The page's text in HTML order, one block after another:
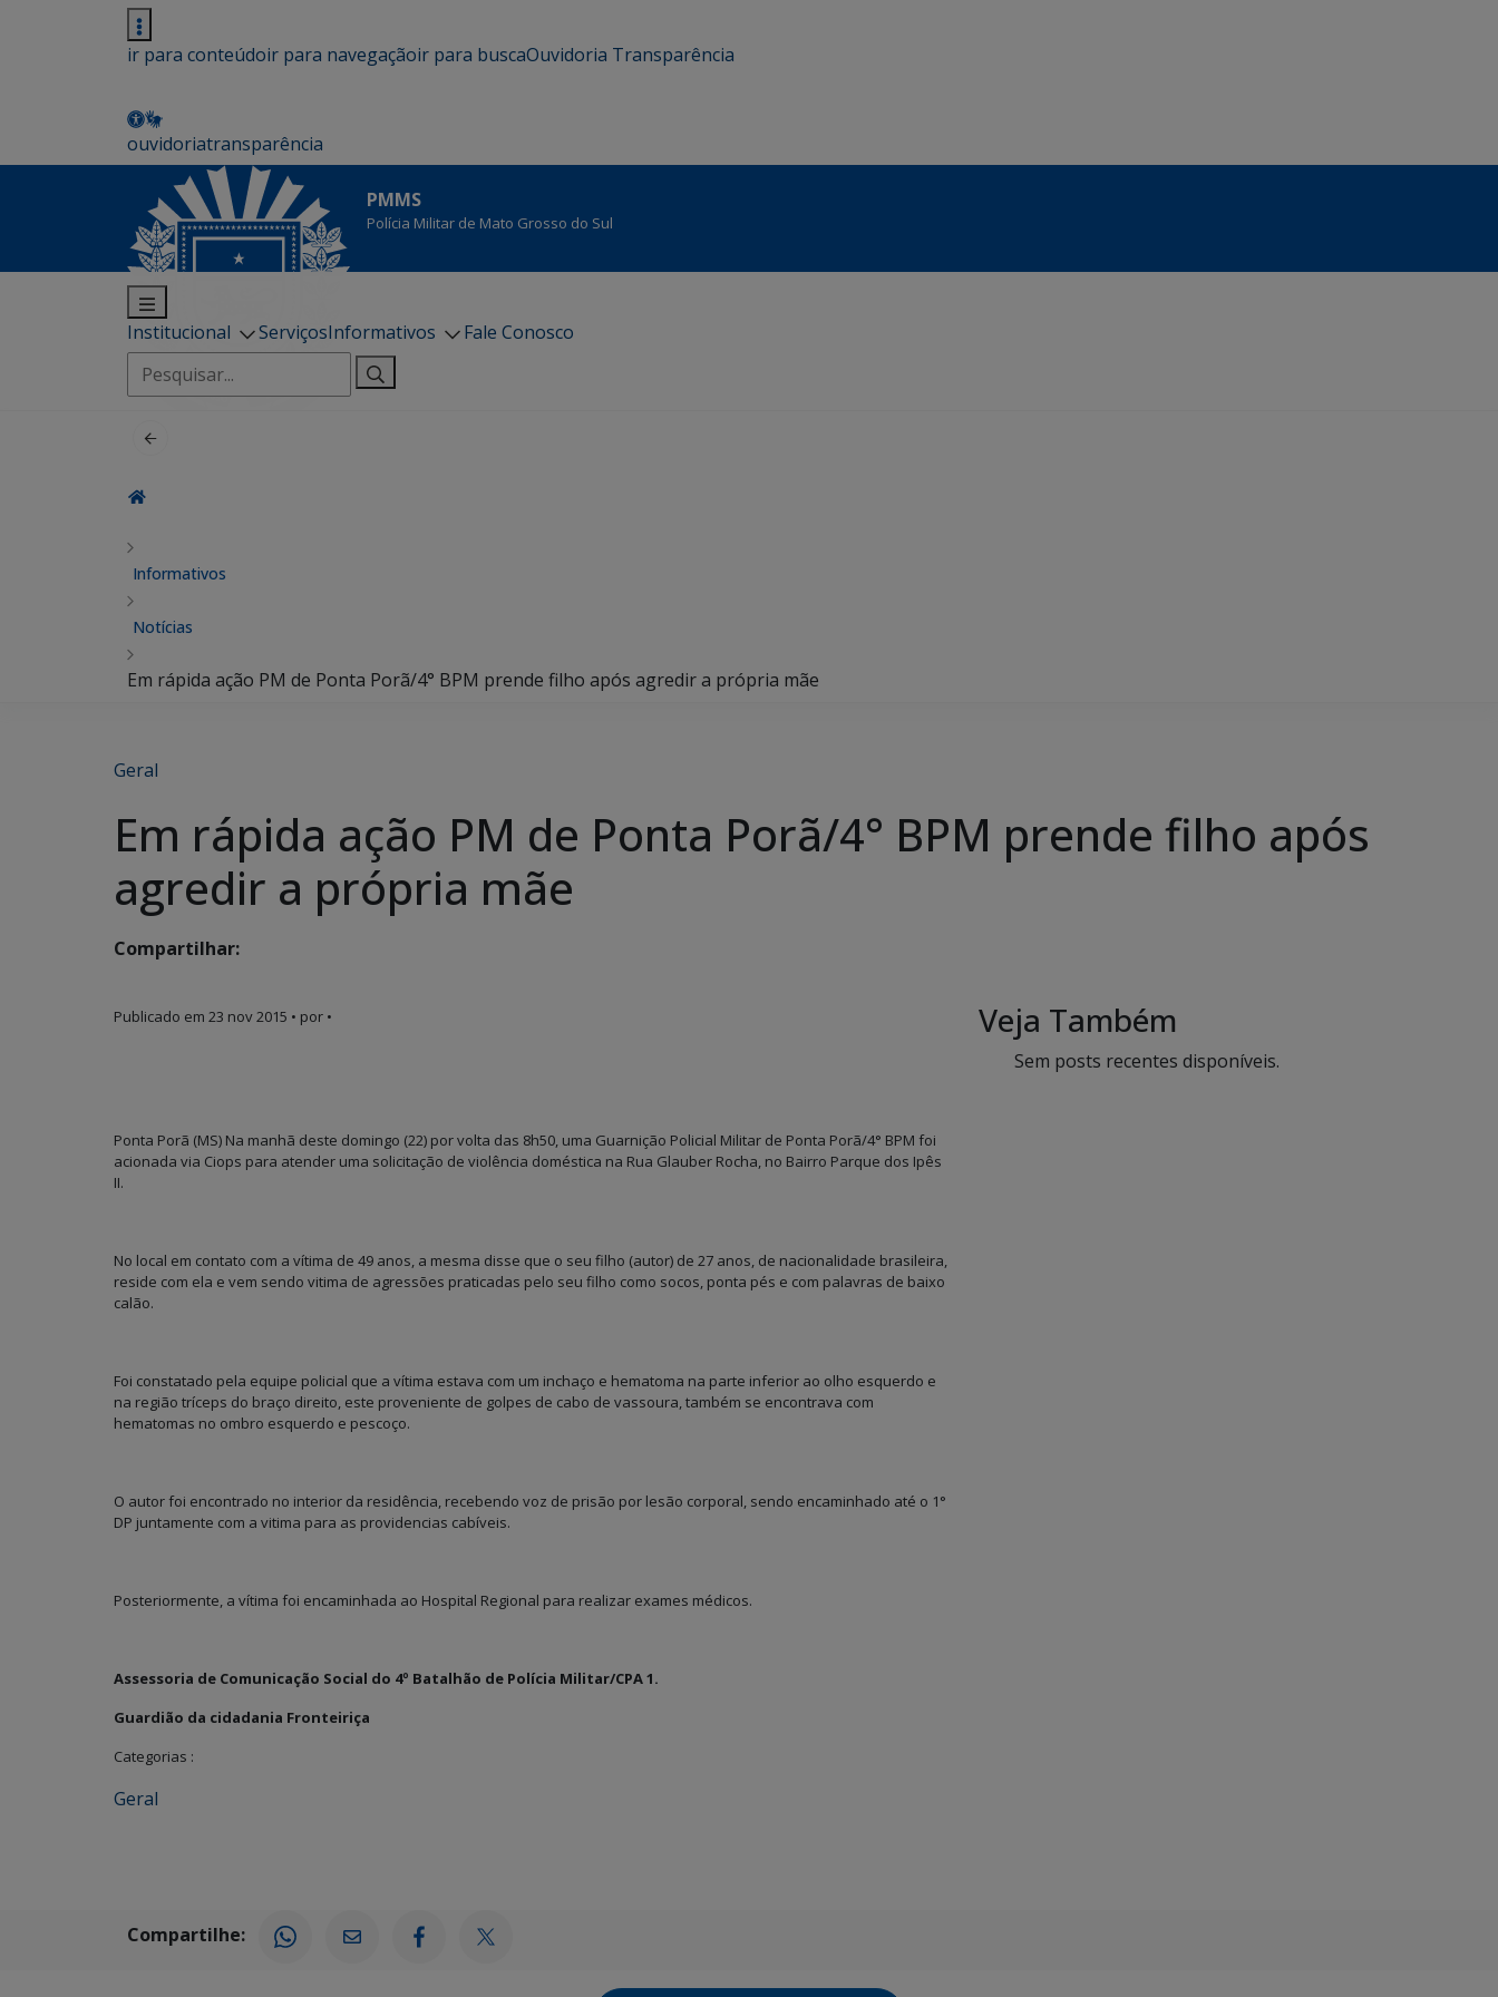
ir para conteúdoir para navegaçãoir para buscaOuvidoria Transparência
ouvidoriatransparência
PMMS
Polícia Militar de Mato Grosso do Sul
Institucional ServiçosInformativos
Fale Conosco
Pesquisar
por:
Informativos
Notícias
Em rápida ação PM de Ponta Porã/4° BPM prende filho após agredir a própria mãe
Geral
Em rápida ação PM de Ponta Porã/4° BPM prende filho após
agredir a própria mãe
Compartilhar:
Publicado em 23 nov 2015 • por •
Ponta Porã (MS) Na manhã deste domingo (22) por volta das 8h50, uma Guarnição Policial Militar de Ponta Porã/4° BPM foi
acionada via Ciops para atender uma solicitação de violência doméstica na Rua Glauber Rocha, no Bairro Parque dos Ipês
II.
No local em contato com a vítima de 49 anos, a mesma disse que o seu filho (autor) de 27 anos, de nacionalidade brasileira,
reside com ela e vem sendo vitima de agressões praticadas pelo seu filho como socos, ponta pés e com palavras de baixo
calão.
Foi constatado pela equipe policial que a vítima estava com um inchaço e hematoma na parte inferior ao olho esquerdo e
na região tríceps do braço direito, este proveniente de golpes de cabo de vassoura, também se encontrava com
hematomas no ombro esquerdo e pescoço.
O autor foi encontrado no interior da residência, recebendo voz de prisão por lesão corporal, sendo encaminhado até o 1°
DP juntamente com a vitima para as providencias cabíveis.
Posteriormente, a vítima foi encaminhada ao Hospital Regional para realizar exames médicos.
Assessoria de Comunicação Social do 4º Batalhão de Polícia Militar/CPA 1.
Guardião da cidadania Fronteiriça
Categorias :
Geral
Veja Também
Sem posts recentes disponíveis.
Compartilhe: